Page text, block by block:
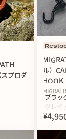
本体が変形・破損
素材のため表面
ご了承ください。
）
スプロダ
ル）
HOOK
ブラッ
グレイ